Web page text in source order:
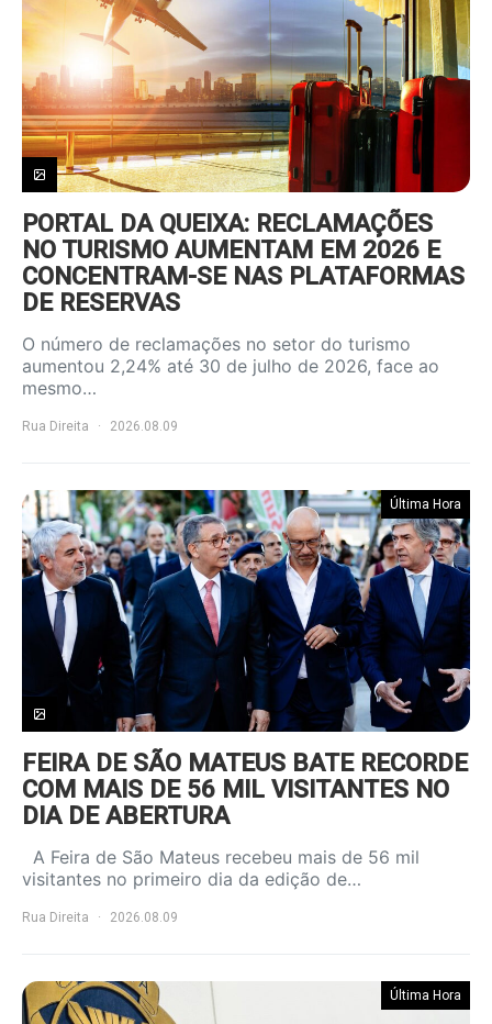
PORTAL DA QUEIXA: RECLAMAÇÕES
NO TURISMO AUMENTAM EM 2026 E
CONCENTRAM-SE NAS PLATAFORMAS
DE RESERVAS
O número de reclamações no setor do turismo
aumentou 2,24% até 30 de julho de 2026, face ao
mesmo…
Rua Direita 2026.08.09
Última Hora
FEIRA DE SÃO MATEUS BATE RECORDE
COM MAIS DE 56 MIL VISITANTES NO
DIA DE ABERTURA
A Feira de São Mateus recebeu mais de 56 mil
visitantes no primeiro dia da edição de…
Rua Direita 2026.08.09
Última Hora